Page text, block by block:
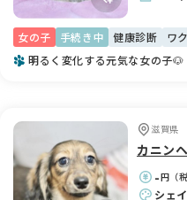
女の子 手続き中 健康診断 ワ
明るく変化する元気な女の子🐶
滋賀県
カニン
-円（税
シェ